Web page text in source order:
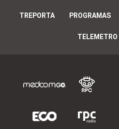
TREPORTA PROGRAMAS
TELEMETRO